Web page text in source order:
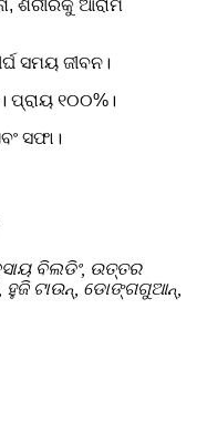
ଶରୀରକୁ ଆରାମ
ସମୟ ଜୀବନ।
ପ୍ରାୟ ୧୦୦%।
ସଫା।
ବିଲଡିଂ, ଉତ୍ତର
ଟାଉନ୍, ଡୋଙ୍ଗଗୁଆନ୍,